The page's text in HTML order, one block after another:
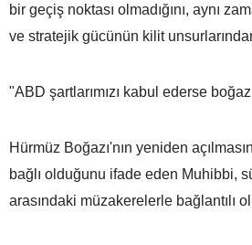
bir geçiş noktası olmadığını, aynı
ve stratejik gücünün kilit
"ABD şartlarımızı kabul ederse boğaz
Hürmüz Boğazı'nın yeniden
bağlı olduğunu ifade eden Muhibbi,
arasındaki müzakerelerle bağlantılı